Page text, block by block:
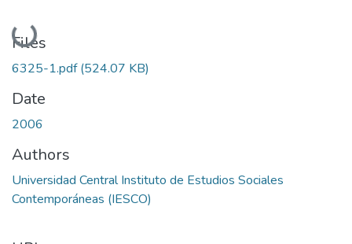
Loading...
Files
6325-1.pdf(524.07 KB)
Date
2006
Authors
Universidad Central Instituto de Estudios Sociales
Contemporáneas (IESCO)